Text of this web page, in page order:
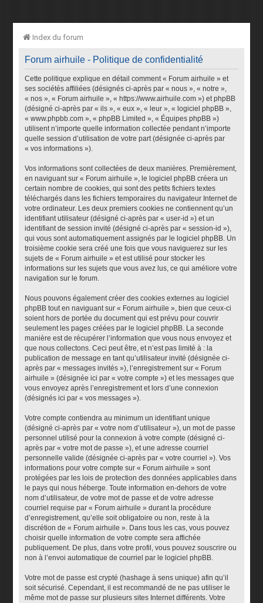
Index du forum
Forum airhuile - Politique de confidentialité
Cette politique explique en détail comment « Forum airhuile » et
ses sociétés affiliées (désignés ci-après par « nous », « notre »,
« nos », « Forum airhuile », « https://www.airhuile.com ») et phpBB
(désigné ci-après par « ils », « eux », « leur », « logiciel phpBB »,
« www.phpbb.com », « phpBB Limited », « Équipes phpBB »)
utilisent n’importe quelle information collectée pendant n’importe
quelle session d’utilisation de votre part (désignée ci-après par
« vos informations »).
Vos informations sont collectées de deux manières. Premièrement,
en naviguant sur « Forum airhuile », le logiciel phpBB créera un
certain nombre de cookies, qui sont des petits fichiers textes
téléchargés dans les fichiers temporaires du navigateur Internet de
votre ordinateur. Les deux premiers cookies ne contiennent qu’un
identifiant utilisateur (désigné ci-après par « user-id ») et un
identifiant de session invité (désigné ci-après par « session-id »),
qui vous sont automatiquement assignés par le logiciel phpBB. Un
troisième cookie sera créé une fois que vous naviguerez sur les
sujets de « Forum airhuile » et est utilisé pour stocker les
informations sur les sujets que vous avez lus, ce qui améliore votre
navigation sur le forum.
Nous pouvons également créer des cookies externes au logiciel
phpBB tout en naviguant sur « Forum airhuile », bien que ceux-ci
soient hors de portée du document qui est prévu pour couvrir
seulement les pages créées par le logiciel phpBB. La seconde
manière est de récupérer l’information que vous nous envoyez et
que nous collectons. Ceci peut être, et n’est pas limité à : la
publication de message en tant qu’utilisateur invité (désignée ci-
après par « messages invités »), l’enregistrement sur « Forum
airhuile » (désignée ici par « votre compte ») et les messages que
vous envoyez après l’enregistrement et lors d’une connexion
(désignés ici par « vos messages »).
Votre compte contiendra au minimum un identifiant unique
(désigné ci-après par « votre nom d’utilisateur »), un mot de passe
personnel utilisé pour la connexion à votre compte (désigné ci-
après par « votre mot de passe »), et une adresse courriel
personnelle valide (désignée ci-après par « votre courriel »). Vos
informations pour votre compte sur « Forum airhuile » sont
protégées par les lois de protection des données applicables dans
le pays qui nous héberge. Toute information en-dehors de votre
nom d’utilisateur, de votre mot de passe et de votre adresse
courriel requise par « Forum airhuile » durant la procédure
d’enregistrement, qu’elle soit obligatoire ou non, reste à la
discrétion de « Forum airhuile ». Dans tous les cas, vous pouvez
choisir quelle information de votre compte sera affichée
publiquement. De plus, dans votre profil, vous pouvez souscrire ou
non à l’envoi automatique de courriel par le logiciel phpBB.
Votre mot de passe est crypté (hashage à sens unique) afin qu’il
soit sécurisé. Cependant, il est recommandé de ne pas utiliser le
même mot de passe sur plusieurs sites Internet différents. Votre